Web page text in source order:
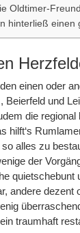
Oldtimer-
hinterließ einen
einen oder
Beierfeld und
die
hilft‘s
alles zu
der
quietschebunt
andere
traumhaft